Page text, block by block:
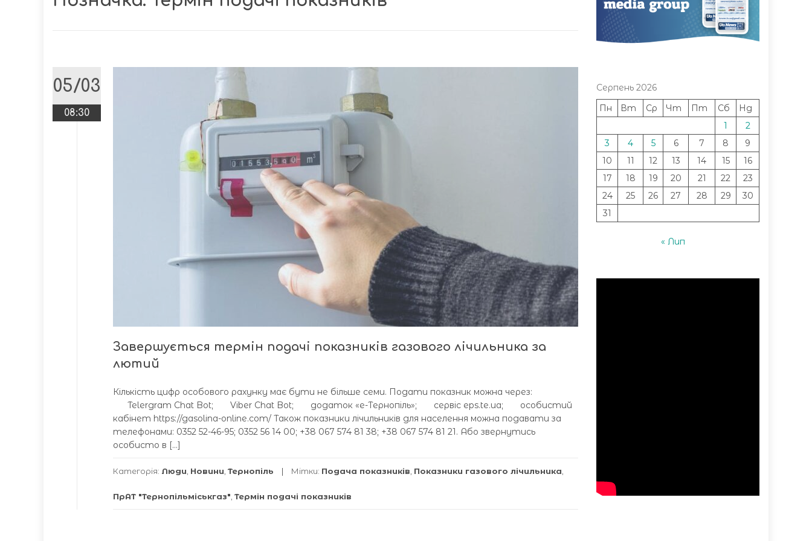
05/03
08:30
Завершується термін подачі показників газового лічильника за
лютий
Кількість цифр особового рахунку має бути не більше семи. Подати показник можна через:
Telergram Chat Bot; Viber Chat Bot; додаток «е-Тернопіль»; сервіс eps.te.ua; особистий
кабінет https://gasolina-online.com/ Також показники лічильників для населення можна подавати за
телефонами: 0352 52-46-95; 0352 56 14 00; +38 067 574 81 38; +38 067 574 81 21. Або звернутись
особисто в […]
Категорія: Люди Новини Тернопіль Мітки: Подача показників Показники газового лічильника
ПрАТ "Тернопільміськгаз" Термін подачі показників
Серпень 2026
Пн
Вт Ср Чт Пт Сб
Нд
1
2
3
4 5 6 7 8
9
10
11 12 13 14 15
16
17
18 19 20 21 22
23
24
25 26 27 28 29
30
31
« Лип